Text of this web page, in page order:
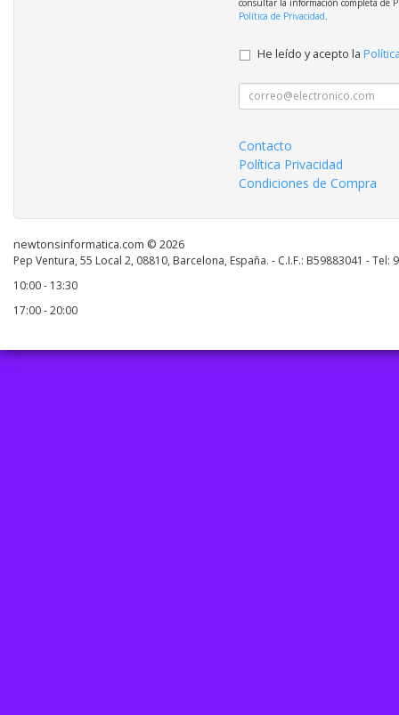
consultar la información completa de
Política de Privacidad.
He leído y acepto la
Contacto
Política Privacidad
Condiciones de Compra
newtonsinformatica.com © 2026
Pep Ventura, 55 Local 2, 08810, Barcelona, España. - C.I.F.: B59883041 - Tel:
10:00 - 13:30
17:00 - 20:00